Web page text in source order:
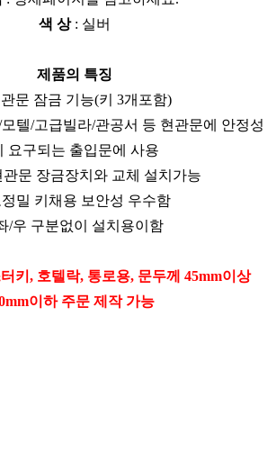
색 상: 실버
제품의 특징
문 잠금 기능(키 3개포함)
텔/고급빌라/관공서 등 현관문에 안정성
요구되는 출입문에 사용
관문 장금장치와 교체 설치가능
밀 키채용 보안성 우수함
/우 구분없이 설치용이함
키, 호텔락, 통로용, 문두께 45mm이상
이하주문 제작 가능